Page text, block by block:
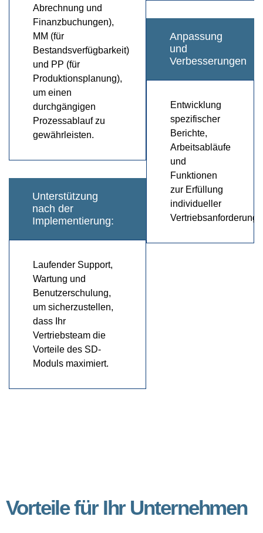
Abrechnung und
Finanzbuchungen),
MM (für
Bestandsverfügbarkeit)
und PP (für
Produktionsplanung),
um einen
durchgängigen
Prozessablauf zu
gewährleisten.
Unterstützung
nach der
Implementierung:
Laufender Support,
Wartung und
Benutzerschulung,
um sicherzustellen,
dass Ihr
Vertriebsteam die
Vorteile des SD-
Moduls maximiert.
Anpassung
und
Verbesserungen
Entwicklung
spezifischer
Berichte,
Arbeitsabläufe
und
Funktionen
zur Erfüllung
individueller
Vorteile für Ihr Unternehmen